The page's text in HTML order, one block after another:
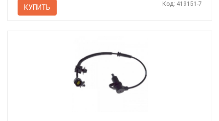
КУПИТЬ Код: 419151-7